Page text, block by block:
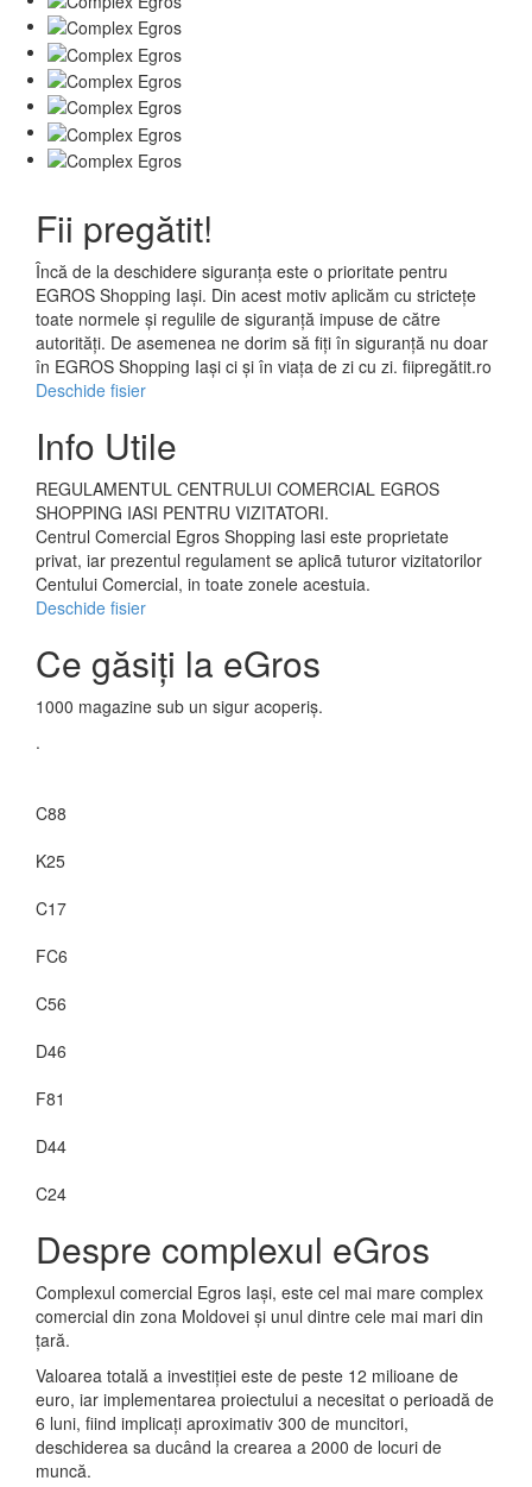
Fii pregătit!
Încă de la deschidere siguranța este o prioritate pentru
EGROS Shopping Iași. Din acest motiv aplicăm cu strictețe
toate normele și regulile de siguranță impuse de către
autorități. De asemenea ne dorim să fiți în siguranță nu doar
în EGROS Shopping Iași ci și în viața de zi cu zi. fiipregătit.ro
Deschide fisier
Info Utile
REGULAMENTUL CENTRULUI COMERCIAL EGROS
SHOPPING IASI PENTRU VIZITATORI.
Centrul Comercial Egros Shopping lasi este proprietate
privat, iar prezentul regulament se aplicã tuturor vizitatorilor
Centului Comercial, in toate zonele acestuia.
Deschide fisier
Ce găsiți la eGros
1000 magazine sub un sigur acoperiș.
.
C88
K25
C17
FC6
C56
D46
F81
D44
C24
Despre complexul eGros
Complexul comercial Egros Iași, este cel mai mare complex
comercial din zona Moldovei și unul dintre cele mai mari din
țară.
Valoarea totală a investiției este de peste 12 milioane de
euro, iar implementarea proiectului a necesitat o perioadă de
6 luni, fiind implicați aproximativ 300 de muncitori,
deschiderea sa ducând la crearea a 2000 de locuri de
muncă.